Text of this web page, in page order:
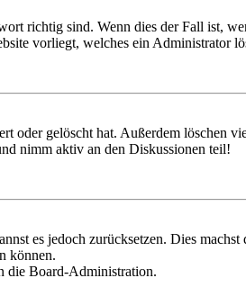
richtig sind. Wenn dies der Fall ist,
vorliegt, welches ein Administrator
oder gelöscht hat. Außerdem löschen
nimm aktiv an den Diskussionen teil!
es jedoch zurücksetzen. Dies
können.
die Board-Administration.